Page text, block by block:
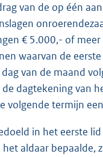
van de op één
€ 5.000,- of meer
waarvan de
van de maand
dagtekening van
volgende termijn
in het eerste
aldaar bepaalde,